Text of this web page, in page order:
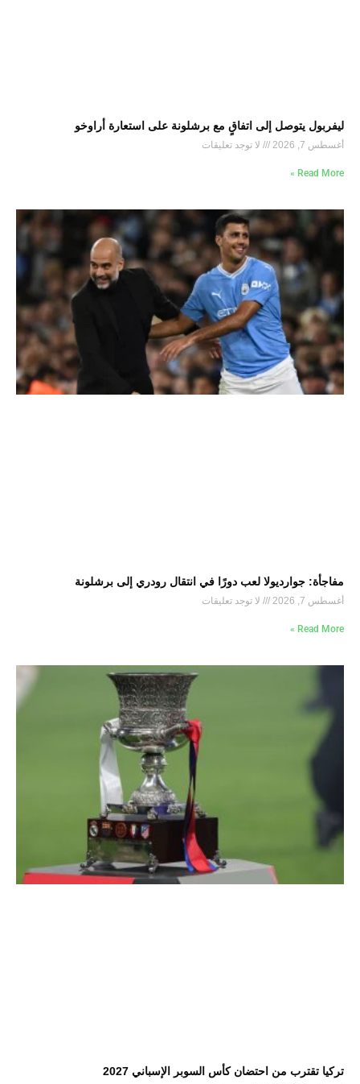
ليفربول يتوصل إلى اتفاقٍ مع برشلونة على استعارة أراوخو
أغسطس 7, 2026 لا توجد تعليقات
Read More »
مفاجأة: جوارديولا لعب دورًا في انتقال رودري إلى برشلونة
أغسطس 7, 2026 لا توجد تعليقات
Read More »
تركيا تقترب من احتضان كأس السوبر الإسباني 2027